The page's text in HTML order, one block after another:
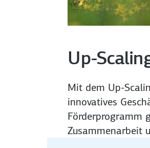
Up-
Mit dem Up-
innovatives
Förderprogramm
Zusammenarbeit